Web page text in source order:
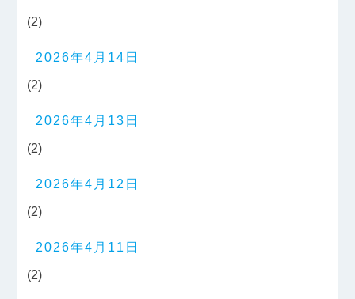
(2)
2026年4月14日
(2)
2026年4月13日
(2)
2026年4月12日
(2)
2026年4月11日
(2)